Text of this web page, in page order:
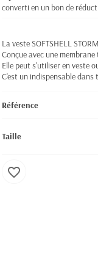
converti en un bon de
La veste SOFTSHELL
Conçue avec une
Elle peut s'utiliser en veste
C'est un indispensable
Référence
Taille
favorite_border